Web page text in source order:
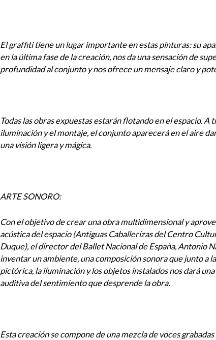
El graffiti tiene un lugar importante en estas pinturas: su
en la última fase de la creación, nos da una sensación de
profundidad al conjunto y nos ofrece un mensaje claro y
Todas las obras expuestas estarán flotando en el espacio. A
iluminación y el montaje, el conjunto aparecerá en el aire
una visión ligera y mágica.
ARTE SONORO:
Con el objetivo de crear una obra multidimensional y
acústica del espacio (Antiguas Caballerizas del Centro
Duque), el director del Ballet Nacional de España, Antonio
inventar un ambiente, una composición sonora que junto a
pictórica, la iluminación y los objetos instalados nos dará
auditiva del sentimiento que desprende la obra.
Esta creación se compone de una mezcla de voces